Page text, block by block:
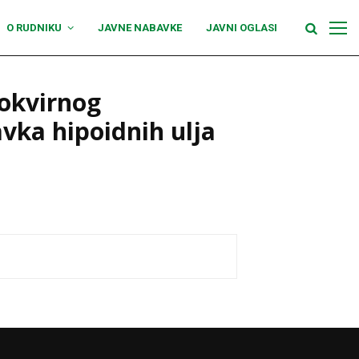
O RUDNIKU JAVNE NABAVKE JAVNI OGLASI
hipoidnih ulja